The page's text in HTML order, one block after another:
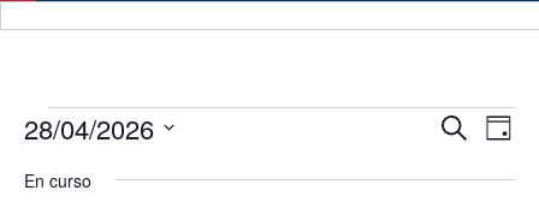
de
BuscarDía
28/04/2026
la
fecha.
En curso